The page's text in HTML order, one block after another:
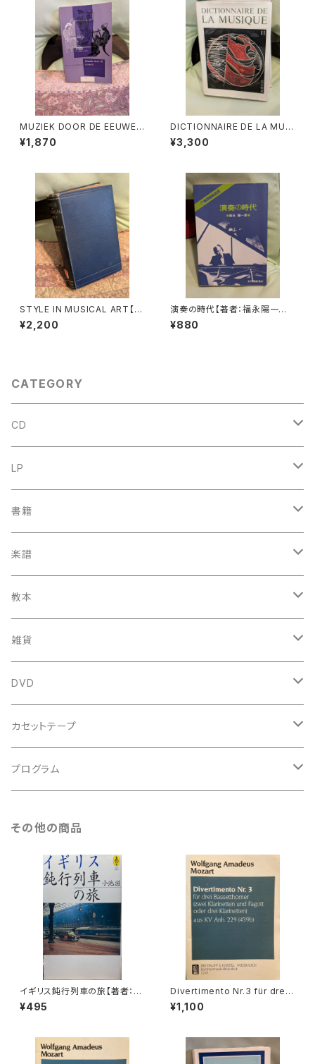
MUZIEK DOOR DE EEUWEN
3【著者：DRS.W.C.M.KLOPPE
NBURG】出版社：Broekmans
¥1,870
DICTIONNAIRE DE LA MUSI
QUE Ⅱ:les mens et leurs
œuvres『音楽辞典：人物とその
970年
¥3,300
STYLE IN MUSICAL ART【著
者：C. HUBERT H.PARRY】出
版社：MACMILLAN AND CO,
¥2,200
演奏の時代【著者：福永陽一郎】
出版社：紀伊國屋書店 1978年
¥880
CATEGORY
CD
古楽
中古CD
鍋島元子関連CD
古楽以外
中古CD
LP
古楽
中古LP
鍋島元子関連LP
古楽以外
中古LP
書籍
古楽関係
中古本
新古本
古楽以外
中古本
中古本
楽譜
古楽関係
スコア
鍵盤用
古楽以外
スコア
教本
古楽関係
古楽以外
雑貨
トートバッグ
バロック
ルネサンス
DVD
古楽
古楽以外
カセットテープ
古楽
プログラム
古楽以外
その他の商品
イギリス鈍行列車の旅【著者：小
池滋】出版社：NTT出版 1997
年
¥495
Divertimento Nr.3 für drei
Basetthörner(zwei klarinet
ten und Fagotto oder drei
madeus Mozart】出版社：BR
EITKOPF&HÄRTEL 1987年
¥1,100